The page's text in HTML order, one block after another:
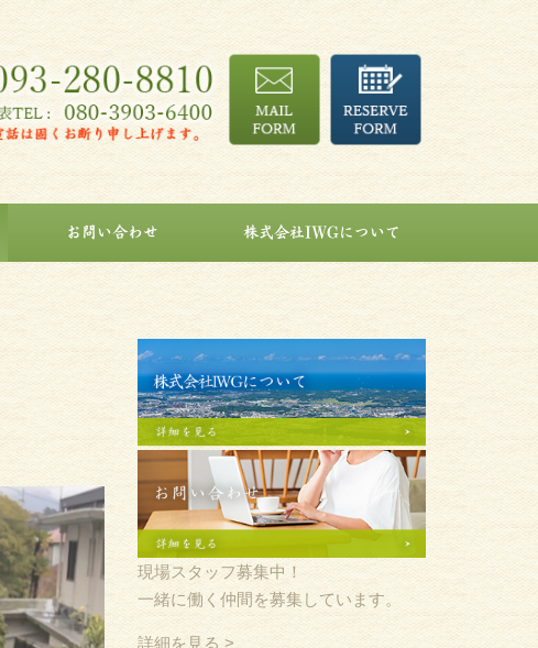
お問い合わせ 株式会社IWGについて
現場スタッフ募集中！
一緒に働く仲間を募集しています。
詳細を見る >